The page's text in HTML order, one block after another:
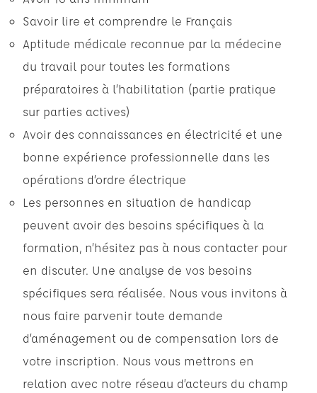
Savoir lire et comprendre le Français
Aptitude médicale reconnue par la médecine
du travail pour toutes les formations
préparatoires à l’habilitation (partie pratique
sur parties actives)
Avoir des connaissances en électricité et une
bonne expérience professionnelle dans les
opérations d’ordre électrique
Les personnes en situation de handicap
peuvent avoir des besoins spécifiques à la
formation, n’hésitez pas à nous contacter pour
en discuter. Une analyse de vos besoins
spécifiques sera réalisée. Nous vous invitons à
nous faire parvenir toute demande
d’aménagement ou de compensation lors de
votre inscription. Nous vous mettrons en
relation avec notre réseau d’acteurs du champ